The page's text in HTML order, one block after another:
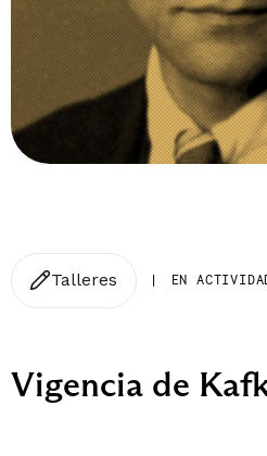
Talleres | EN
Vigencia de